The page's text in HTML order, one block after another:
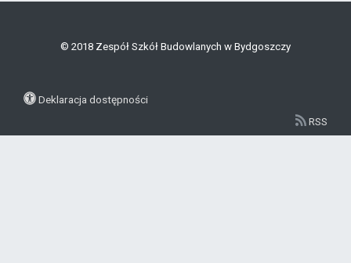
© 2018 Zespół Szkół Budowlanych w Bydgoszczy
Deklaracja dostępności
RSS